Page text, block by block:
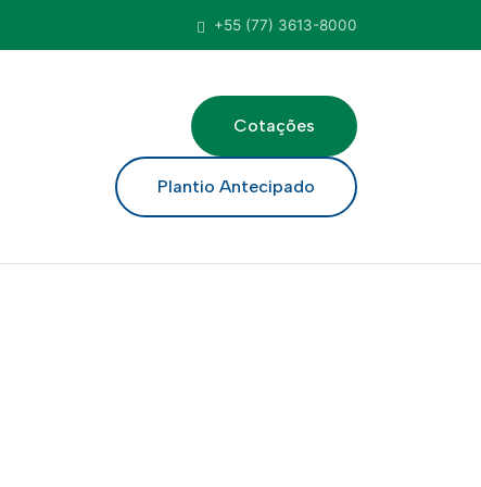
+55 (77) 3613-8000
Cotações
Plantio Antecipado